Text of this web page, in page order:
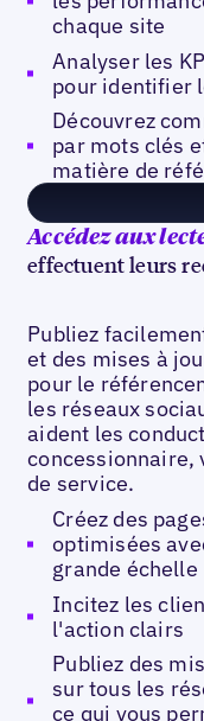
chaque site
Analyser les
pour identifier
Découvrez
par mots clés
matière de
Accédez aux
effectuent leurs
Publiez
et des mises à
pour le
les réseaux
aident les
concessionnaire,
de service.
Créez des
optimisées
grande échelle
Incitez les
l'action clairs
Publiez des
sur tous les
ce qui vous